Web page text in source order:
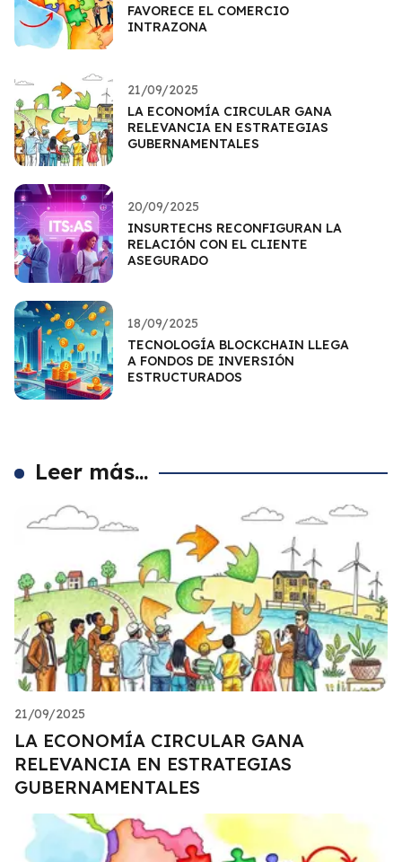
FAVORECE EL COMERCIO
INTRAZONA
21/09/2025
LA ECONOMÍA CIRCULAR GANA
RELEVANCIA EN ESTRATEGIAS
GUBERNAMENTALES
20/09/2025
INSURTECHS RECONFIGURAN LA
RELACIÓN CON EL CLIENTE
ASEGURADO
18/09/2025
TECNOLOGÍA BLOCKCHAIN LLEGA
A FONDOS DE INVERSIÓN
ESTRUCTURADOS
Leer más...
21/09/2025
LA ECONOMÍA CIRCULAR GANA
RELEVANCIA EN ESTRATEGIAS
GUBERNAMENTALES